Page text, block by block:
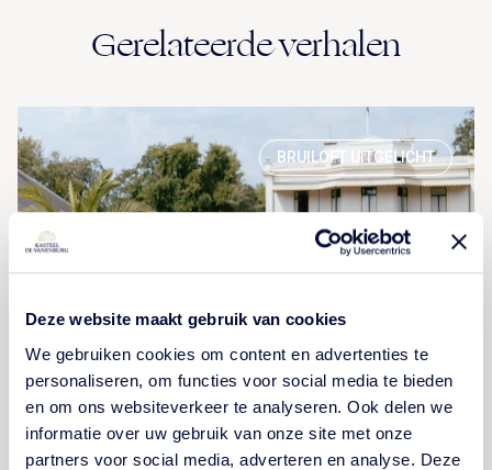
Deze website maakt gebruik van cookies
We gebruiken cookies om content en advertenties te
personaliseren, om functies voor social media te bieden
en om ons websiteverkeer te analyseren. Ook delen we
informatie over uw gebruik van onze site met onze
partners voor social media, adverteren en analyse. Deze
Gerelateerde verhalen
BRUILOFT UITGELICHT
Netteke & Sebastiaan